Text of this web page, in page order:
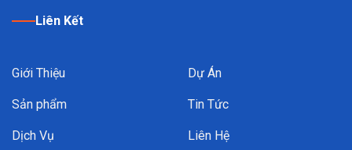
Liên Kết
Giới Thiệu
Sản phẩm
Dịch Vụ
Dự Án
Tin Tức
Liên Hệ